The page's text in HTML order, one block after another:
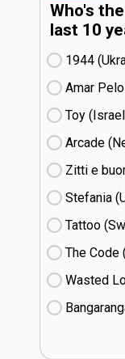
Who's
last 10
1944
Amar
Toy (Israel
Arcade
Zitti e
Stefania
Tattoo
The Code
Wasted